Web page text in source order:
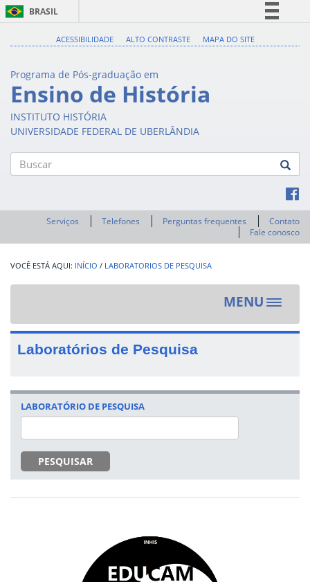
BRASIL
Acesso à informação
ACESSIBILIDADE ALTO CONTRASTE MAPA DO SITE
Programa de Pós-graduação em
Ensino de História
INSTITUTO HISTÓRIA
UNIVERSIDADE FEDERAL DE UBERLÂNDIA
Serviços Telefones Perguntas frequentes
Contato
Fale conosco
INÍCIO / LABORATORIOS DE PESQUISA
MENU
Toggle
Laboratórios de Pesquisa
LABORATÓRIO DE PESQUISA
PESQUISAR